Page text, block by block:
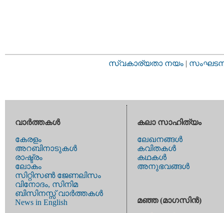
സ്വകാര്യതാ നയം |
വാര്‍ത്തകള്‍
കേരളം
അറബിനാടുകള്‍
രാഷ്ട്രം
ലോകം
സിറ്റിസണ്‍ ജേണലിസം
വിനോദം, സിനിമ
ബിസിനസ്സ് വാര്‍ത്തകള്‍
News in English
കലാ സാഹിത്യം
ലേഖനങ്ങള്‍
കവിതകള്‍
കഥകള്‍
അനുഭവങ്ങള്‍
മഞ്ഞ (മാഗസിന്‍)